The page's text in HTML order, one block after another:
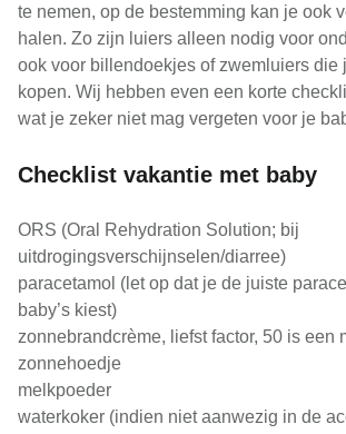
te nemen, op de bestemming kan je ook
halen. Zo zijn luiers alleen nodig voor
ook voor billendoekjes of zwemluiers die
kopen. Wij hebben even een korte
wat je zeker niet mag vergeten voor je
Checklist vakantie met baby
ORS (Oral Rehydration Solution; bij
uitdrogingsverschijnselen/diarree)
paracetamol (let op dat je de juiste
baby’s kiest)
zonnebrandcrème, liefst factor, 50 is een
zonnehoedje
melkpoeder
waterkoker (indien niet aanwezig in de